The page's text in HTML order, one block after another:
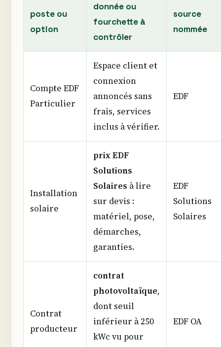
poste ou
option
donnée ou
fourchette à
contrôler
source
nommée
Compte EDF
Particulier
Espace client et
connexion
annoncés sans
frais, services
inclus à vérifier.
EDF
Installation
solaire
prix EDF
Solutions
Solaires à lire
sur devis :
matériel, pose,
démarches,
garanties.
EDF
Solutions
Solaires
Contrat
producteur
contrat
photovoltaïque,
dont seuil
inférieur à 250
kWc vu pour
EDF OA